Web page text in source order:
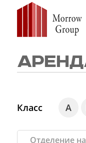
Класс А